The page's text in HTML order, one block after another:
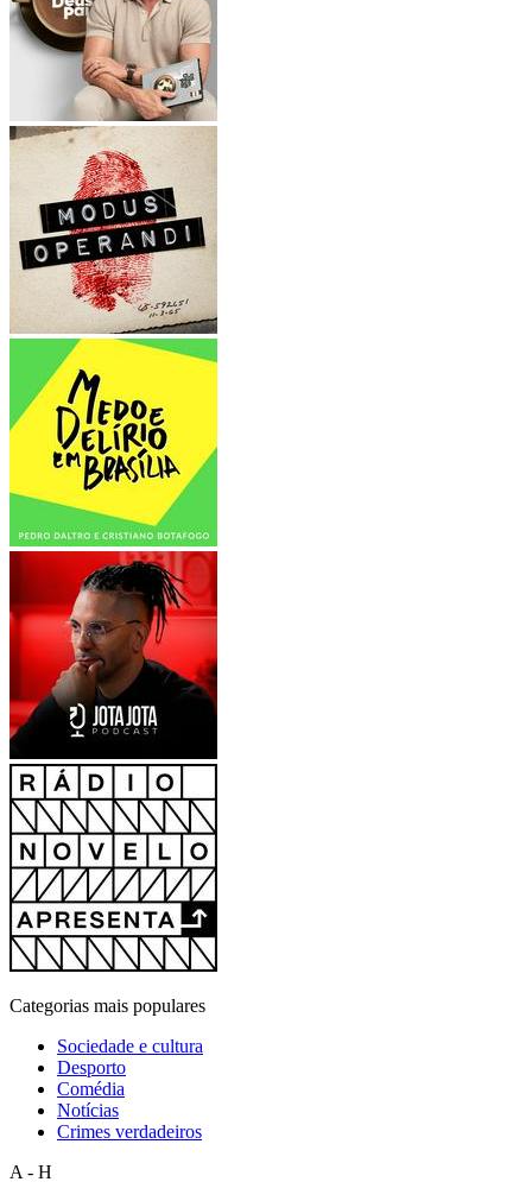
Categorias mais populares
Sociedade e cultura
Desporto
Comédia
Notícias
Crimes verdadeiros
A - H